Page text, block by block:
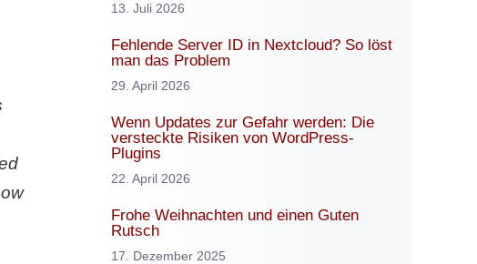
13. Juli 2026
Fehlende Server ID in Nextcloud? So löst
man das Problem
29. April 2026
Wenn Updates zur Gefahr werden: Die
versteckte Risiken von WordPress-
Plugins
22. April 2026
Frohe Weihnachten und einen Guten
Rutsch
17. Dezember 2025